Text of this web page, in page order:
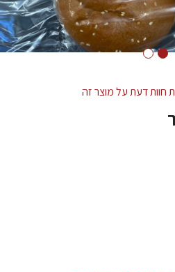
חוות דעת על מוצר זה